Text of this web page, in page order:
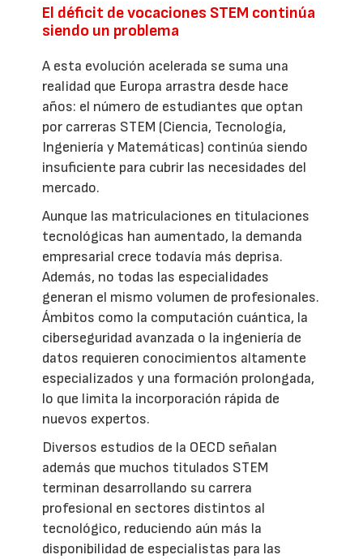
El déficit de vocaciones STEM continúa
siendo un problema
A esta evolución acelerada se suma una
realidad que Europa arrastra desde hace
años: el número de estudiantes que optan
por carreras STEM (Ciencia, Tecnología,
Ingeniería y Matemáticas) continúa siendo
insuficiente para cubrir las necesidades del
mercado.
Aunque las matriculaciones en titulaciones
tecnológicas han aumentado, la demanda
empresarial crece todavía más deprisa.
Además, no todas las especialidades
generan el mismo volumen de profesionales.
Ámbitos como la computación cuántica, la
ciberseguridad avanzada o la ingeniería de
datos requieren conocimientos altamente
especializados y una formación prolongada,
lo que limita la incorporación rápida de
nuevos expertos.
Diversos estudios de la OECD señalan
además que muchos titulados STEM
terminan desarrollando su carrera
profesional en sectores distintos al
tecnológico, reduciendo aún más la
disponibilidad de especialistas para las